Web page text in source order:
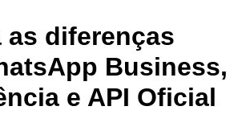
as diferenças
Business,
e API Oficial